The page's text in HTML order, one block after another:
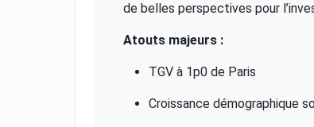
de belles perspectives pour
Atouts majeurs :
TGV à 1p0 de Paris
Croissance démographique